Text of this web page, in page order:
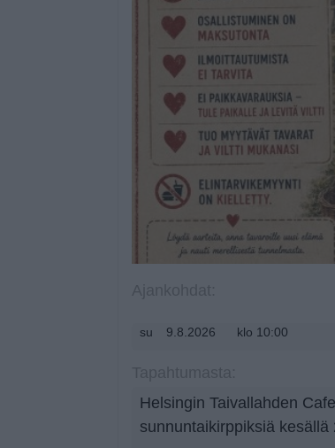
su 9.8.2026 klo 10:00
Helsingin Taivallahden
sunnuntaikirppiksiä kesällä